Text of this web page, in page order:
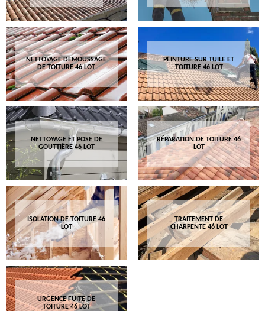
NETTOYAGE DEMOUSSAGE
DE TOITURE 46 LOT
PEINTURE SUR TUILE ET
TOITURE 46 LOT
NETTOYAGE ET POSE DE
GOUTTIÈRE 46 LOT
RÉPARATION DE TOITURE 46
LOT
ISOLATION DE TOITURE 46
LOT
TRAITEMENT DE
CHARPENTE 46 LOT
URGENCE FUITE DE
TOITURE 46 LOT